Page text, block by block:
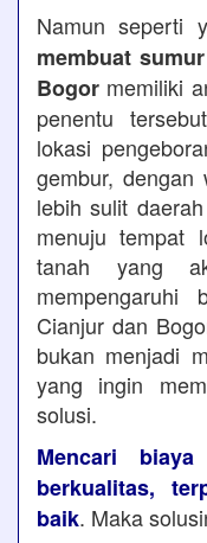
Namun seperti
membuat
Bogor memiliki
penentu
lokasi
gembur, dengan
lebih sulit
menuju tempat
tanah yang
mempengaruhi
Cianjur dan
bukan menjadi
yang ingin
solusi.
Mencari
berkualitas,
baik. Maka